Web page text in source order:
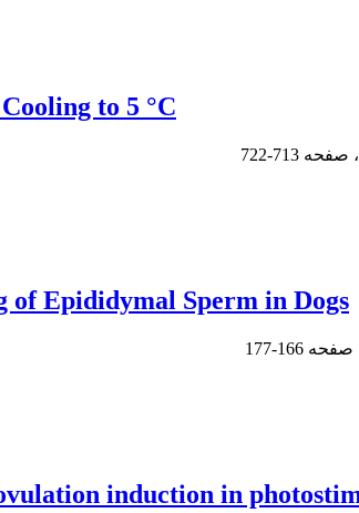
to 5 °C
713-722
of Epididymal Sperm in Dogs
166-177
induction in